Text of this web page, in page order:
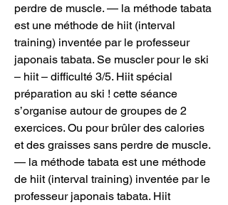
perdre de muscle. — la méthode tabata
est une méthode de hiit (interval
training) inventée par le professeur
japonais tabata. Se muscler pour le ski
– hiit – difficulté 3/5. Hiit spécial
préparation au ski ! cette séance
s’organise autour de groupes de 2
exercices. Ou pour brûler des calories
et des graisses sans perdre de muscle.
— la méthode tabata est une méthode
de hiit (interval training) inventée par le
professeur japonais tabata. Hiit